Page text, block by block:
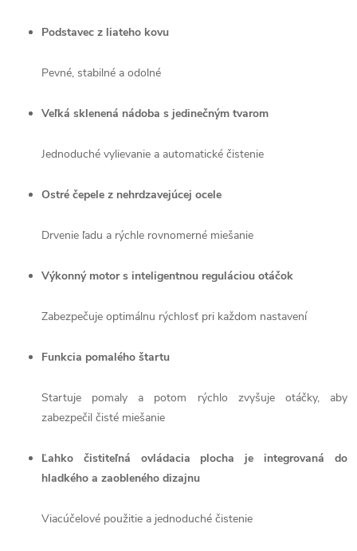
Podstavec z liateho kovu
Pevné, stabilné a odolné
Veľká sklenená nádoba s jedinečným tvarom
Jednoduché vylievanie a automatické čistenie
Ostré čepele z nehrdzavejúcej ocele
Drvenie ľadu a rýchle rovnomerné miešanie
Výkonný motor s inteligentnou reguláciou otáčok
Zabezpečuje optimálnu rýchlosť pri každom nastavení
Funkcia pomalého štartu
Startuje pomaly a potom rýchlo zvyšuje otáčky, aby
zabezpečil čisté miešanie
Ľahko čistiteľná ovládacia plocha je integrovaná do
hladkého a zaobleného dizajnu
Viacúčelové použitie a jednoduché čistenie